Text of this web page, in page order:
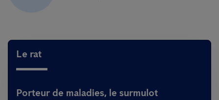
Le rat
Porteur de maladies, le surmulot